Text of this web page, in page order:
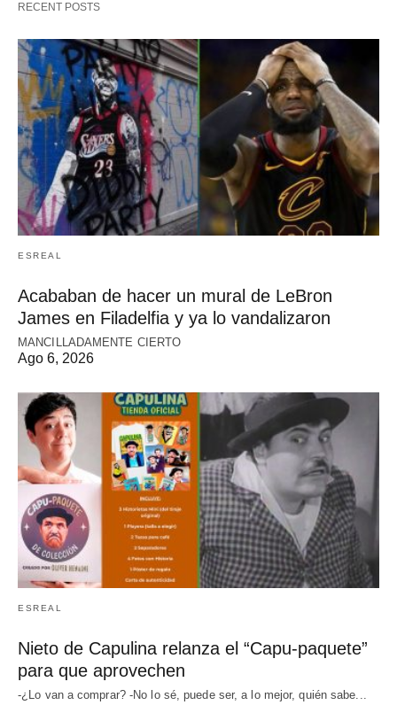
RECENT POSTS
ESREAL
Acababan de hacer un mural de LeBron
James en Filadelfia y ya lo vandalizaron
MANCILLADAMENTE CIERTO
Ago 6, 2026
ESREAL
Nieto de Capulina relanza el “Capu-paquete”
para que aprovechen
-¿Lo van a comprar? -No lo sé, puede ser, a lo mejor, quién sabe...